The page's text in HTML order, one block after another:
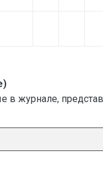
в журнале,